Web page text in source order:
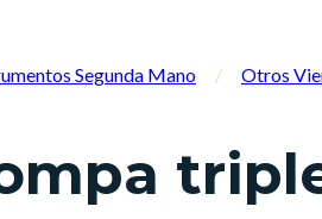
Segunda Mano / Otros